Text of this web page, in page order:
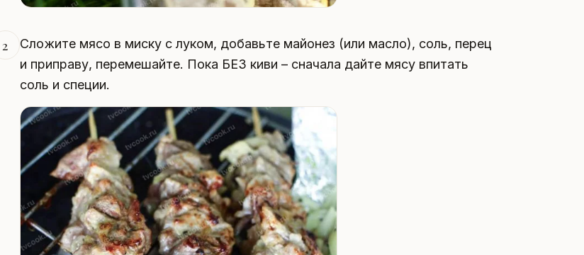
2
Сложите мясо в миску с луком, добавьте майонез (или масло), соль, перец
и приправу, перемешайте. Пока БЕЗ киви – сначала дайте мясу впитать
соль и специи.